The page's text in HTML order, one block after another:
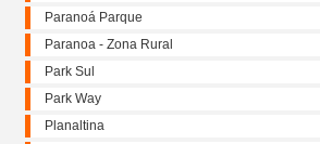
Paranoá Parque
Paranoa - Zona Rural
Park Sul
Park Way
Planaltina